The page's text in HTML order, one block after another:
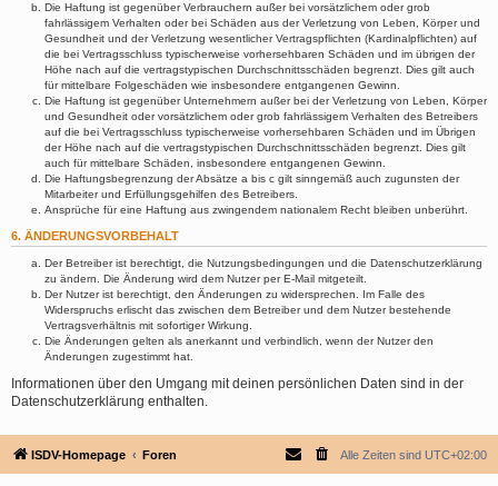
Die Haftung ist gegenüber Verbrauchern außer bei vorsätzlichem oder grob
fahrlässigem Verhalten oder bei Schäden aus der Verletzung von Leben, Körper und
Gesundheit und der Verletzung wesentlicher Vertragspflichten (Kardinalpflichten) auf
die bei Vertragsschluss typischerweise vorhersehbaren Schäden und im übrigen der
Höhe nach auf die vertragstypischen Durchschnittsschäden begrenzt. Dies gilt auch
für mittelbare Folgeschäden wie insbesondere entgangenen Gewinn.
Die Haftung ist gegenüber Unternehmern außer bei der Verletzung von Leben, Körper
und Gesundheit oder vorsätzlichem oder grob fahrlässigem Verhalten des Betreibers
auf die bei Vertragsschluss typischerweise vorhersehbaren Schäden und im Übrigen
der Höhe nach auf die vertragstypischen Durchschnittsschäden begrenzt. Dies gilt
auch für mittelbare Schäden, insbesondere entgangenen Gewinn.
Die Haftungsbegrenzung der Absätze a bis c gilt sinngemäß auch zugunsten der
Mitarbeiter und Erfüllungsgehilfen des Betreibers.
Ansprüche für eine Haftung aus zwingendem nationalem Recht bleiben unberührt.
6. ÄNDERUNGSVORBEHALT
Der Betreiber ist berechtigt, die Nutzungsbedingungen und die Datenschutzerklärung
zu ändern. Die Änderung wird dem Nutzer per E-Mail mitgeteilt.
Der Nutzer ist berechtigt, den Änderungen zu widersprechen. Im Falle des
Widerspruchs erlischt das zwischen dem Betreiber und dem Nutzer bestehende
Vertragsverhältnis mit sofortiger Wirkung.
Die Änderungen gelten als anerkannt und verbindlich, wenn der Nutzer den
Änderungen zugestimmt hat.
Informationen über den Umgang mit deinen persönlichen Daten sind in der
Datenschutzerklärung enthalten.
ISDV-Homepage Foren Alle Zeiten sind UTC+02:00